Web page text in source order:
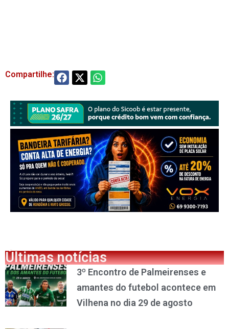
Compartilhe:
Últimas notícias
3º Encontro de Palmeirenses e
amantes do futebol acontece em
Vilhena no dia 29 de agosto